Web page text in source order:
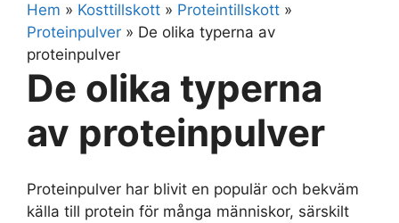
Hem » Kosttillskott » Proteintillskott »
Proteinpulver » De olika typerna av
proteinpulver
De olika typerna
av proteinpulver
Proteinpulver har blivit en populär och bekväm
källa till protein för många människor, särskilt